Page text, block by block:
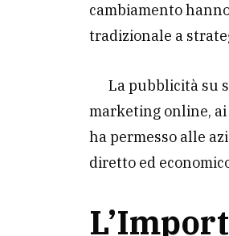
cambiamento
tradizionale a
La pubblicità su
marketing online, ai
ha permesso alle
diretto ed